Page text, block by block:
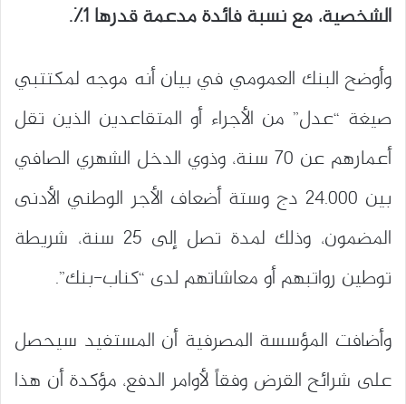
الشخصية، مع نسبة فائدة مدعمة قدرها 1٪.
وأوضح البنك العمومي في بيان أنه موجه لمكتتبي
صيغة “عدل” من الأجراء أو المتقاعدين الذين تقل
أعمارهم عن 70 سنة، وذوي الدخل الشهري الصافي
بين 24.000 دج وستة أضعاف الأجر الوطني الأدنى
المضمون، وذلك لمدة تصل إلى 25 سنة، شريطة
توطين رواتبهم أو معاشاتهم لدى “كناب-بنك”.
وأضافت المؤسسة المصرفية أن المستفيد سيحصل
على شرائح القرض وفقاً لأوامر الدفع، مؤكدة أن هذا